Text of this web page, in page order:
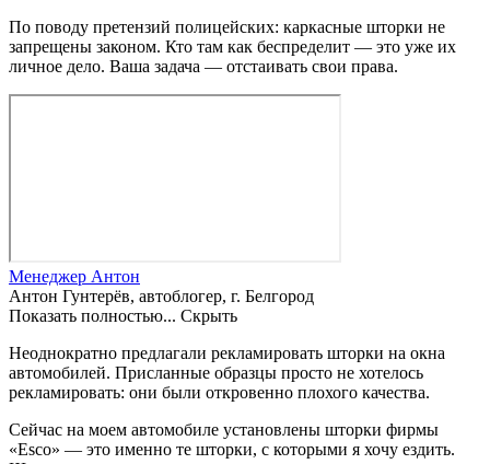
По поводу претензий полицейских: каркасные шторки не
запрещены законом. Кто там как беспределит — это уже их
личное дело. Ваша задача — отстаивать свои права.
Менеджер Антон
Антон Гунтерёв, автоблогер, г. Белгород
Показать полностью... Скрыть
Неоднократно предлагали рекламировать шторки на окна
автомобилей. Присланные образцы просто не хотелось
рекламировать: они были откровенно плохого качества.
Сейчас на моем автомобиле установлены шторки фирмы
«Esco» — это именно те шторки, с которыми я хочу ездить.